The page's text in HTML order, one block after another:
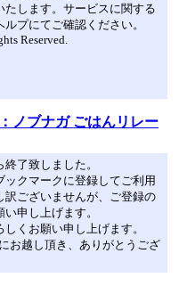
たします。サービスに関する
プにてご確認ください。
Reserved.
ノブナガ ごはんリレー
了致しました。
クマークに登録してご利用
訳ございませんが、ご登録の
申し上げます。
くお願い申し上げます。
お越し頂き、ありがとうござ